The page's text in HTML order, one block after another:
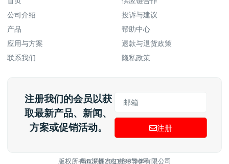
公司介绍
产品
应用与方案
联系我们
投诉与建议
帮助中心
退款与退货政策
隐私政策
注册我们的会员以获
取最新产品、新闻、
方案或促销活动。
注册
版权所有@深圳市红邦半导体有限公司
粤ICP备2021088196号